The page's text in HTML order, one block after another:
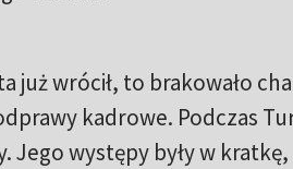
już wrócił, to brakowało
kadrowe. Podczas
Jego występy były w